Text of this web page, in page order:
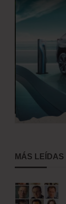
MÁS LEÍDAS